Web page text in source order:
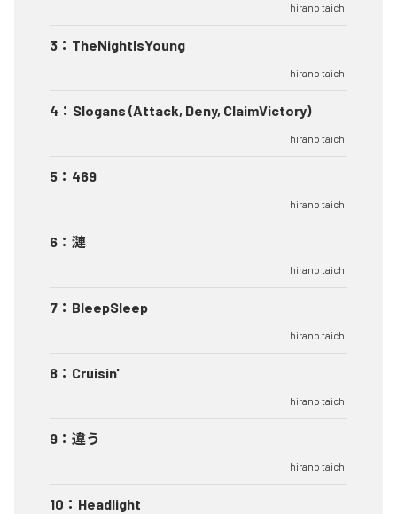
hirano taichi
3 ： TheNightIsYoung
hirano taichi
4 ： Slogans (Attack, Deny, ClaimVictory)
hirano taichi
5 ： 469
hirano taichi
6 ： 漣
hirano taichi
7 ： BleepSleep
hirano taichi
8 ： Cruisin'
hirano taichi
9 ： 違う
hirano taichi
10 ： Headlight